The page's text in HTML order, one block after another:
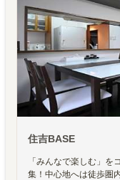
住吉BASE
「みんなで楽しむ」
集！中心地へは徒歩圏